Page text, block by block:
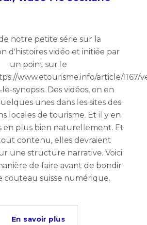
notre petite série sur la
d'histoires vidéo et initiée par
un point sur le
www.etourisme.info/article/1167/
synopsis. Des vidéos, on en
unes dans les sites des
locales de tourisme. Et il y en
en plus bien naturellement. Et
contenu, elles devraient
une structure narrative. Voici
de faire avant de bondir
couteau suisse numérique.
En savoir plus